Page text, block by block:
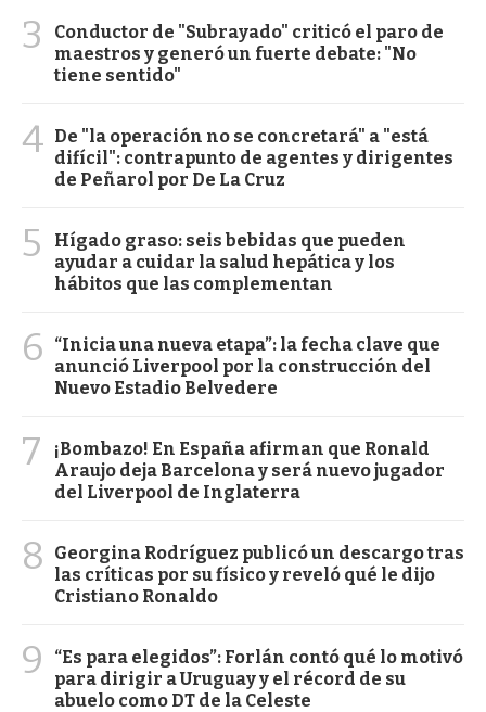
3
Conductor de "Subrayado" criticó el paro de
maestros y generó un fuerte debate: "No
tiene sentido"
4 De "la operación no se concretará" a "está
difícil": contrapunto de agentes y dirigentes
de Peñarol por De La Cruz
5
Hígado graso: seis bebidas que pueden
ayudar a cuidar la salud hepática y los
hábitos que las complementan
6
“Inicia una nueva etapa”: la fecha clave que
anunció Liverpool por la construcción del
Nuevo Estadio Belvedere
7
¡Bombazo! En España afirman que Ronald
Araujo deja Barcelona y será nuevo jugador
del Liverpool de Inglaterra
8
Georgina Rodríguez publicó un descargo tras
las críticas por su físico y reveló qué le dijo
Cristiano Ronaldo
9
“Es para elegidos”: Forlán contó qué lo motivó
para dirigir a Uruguay y el récord de su
abuelo como DT de la Celeste